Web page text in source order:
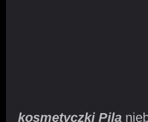
kosmetyczki Pila